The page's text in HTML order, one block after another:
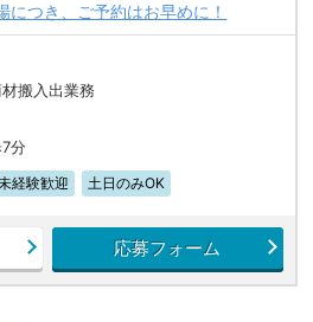
つき、ご予約はお早めに！
搬入出業務
分
経験歓迎 土日のみOK
応募フォーム